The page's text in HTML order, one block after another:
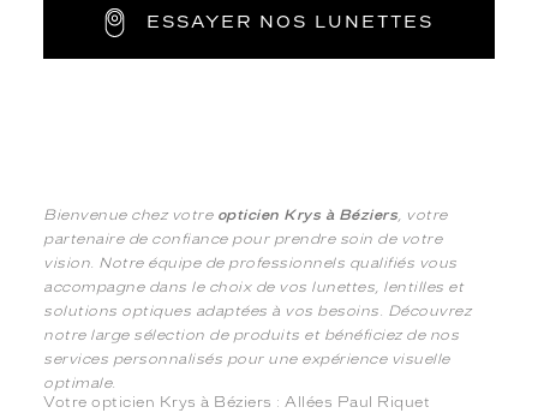
ESSAYER NOS LUNETTES
Bienvenue chez votre opticien Krys à Béziers, votre
partenaire de confiance pour prendre soin de votre
vision. Notre équipe de professionnels qualifiés vous
accompagne dans le choix de vos lunettes, lentilles et
solutions optiques adaptées à vos besoins. Découvrez
notre large sélection de produits et bénéficiez de nos
services personnalisés pour une expérience visuelle
optimale.
Votre opticien Krys à Béziers : Allées Paul Riquet